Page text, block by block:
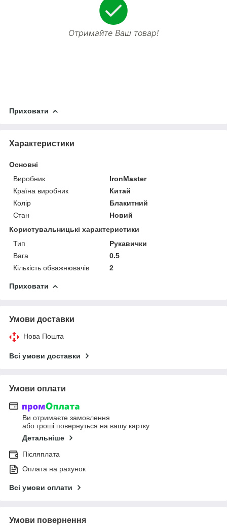
Отримайте Ваш товар!
Приховати
Характеристики
Основні
Виробник
IronMaster
Країна виробник
Китай
Колір
Блакитний
Стан
Новий
Користувальницькі характеристики
Тип
Рукавички
Вага
0.5
Кількість обважнювачів
2
Приховати
Умови доставки
Нова Пошта
Всі умови доставки
Умови оплати
Ви отримаєте замовлення
або гроші повернуться на вашу картку
Детальніше
Післяплата
Оплата на рахунок
Всі умови оплати
Умови повернення